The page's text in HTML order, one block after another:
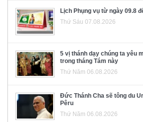
Lịch Phụng vụ từ ngày 09.8
Thứ Sáu 07.08.2026
5 vị thánh dạy chúng ta yêu
trong tháng Tám này
Thứ Năm 06.08.2026
Đức Thánh Cha sẽ tông du
Pêru
Thứ Năm 06.08.2026